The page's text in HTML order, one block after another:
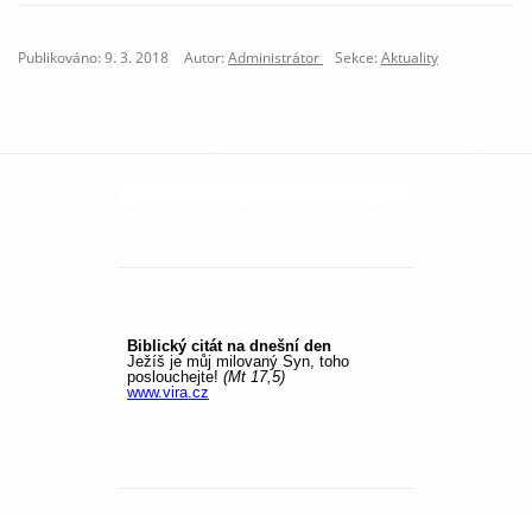
Publikováno: 9. 3. 2018 Autor:Administrátor Sekce:Aktuality